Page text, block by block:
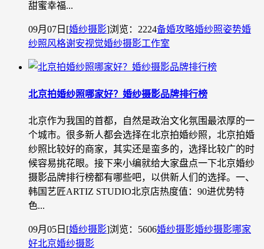
甜蜜幸福...
09月07日 [婚纱摄影]浏览：2224备婚攻略婚纱照姿势婚
纱照风格谢安视觉婚纱摄影工作室
北京拍婚纱照哪家好？婚纱摄影品牌排行榜
北京作为我国的首都，自然是政治文化氛围最浓厚的一
个城市。很多新人都会选择在北京拍婚纱照，北京拍婚
纱照比较好的商家，其实还是蛮多的，选择比较广的时
候容易挑花眼。接下来小编就给大家盘点一下北京婚纱
摄影品牌排行榜都有哪些吧，以供新人们的选择。一、
韩国艺匠ARTIZ STUDIO北京店热度值：90进优势特
色...
09月05日 [婚纱摄影]浏览：5606婚纱摄影婚纱摄影哪家
好北京婚纱摄影